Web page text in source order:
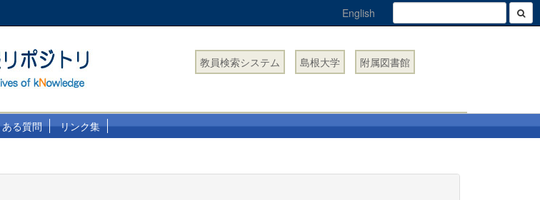
English
教員検索システム 島根大学 附属図書館
る質問 リンク集